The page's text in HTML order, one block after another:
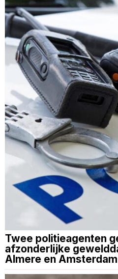
Twee politieagenten
afzonderlijke
Almere en Amsterdam